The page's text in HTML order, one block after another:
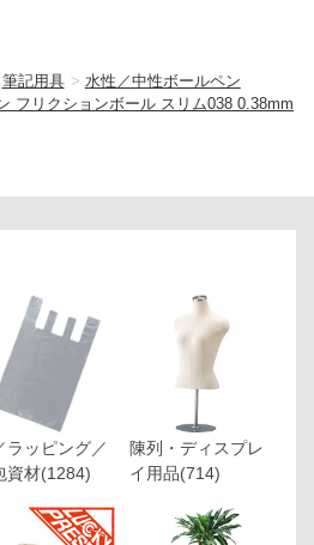
筆記用具 > 水性／中性ボールペン
フリクションボール スリム038 0.38mm
ラッピング／
資材(1284)
陳列・ディスプレ
イ用品(714)